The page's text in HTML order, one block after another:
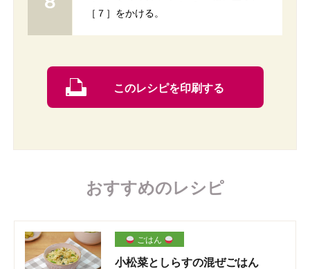
［７］をかける。
このレシピを印刷する
おすすめのレシピ
ごはん
小松菜としらすの混ぜごはん